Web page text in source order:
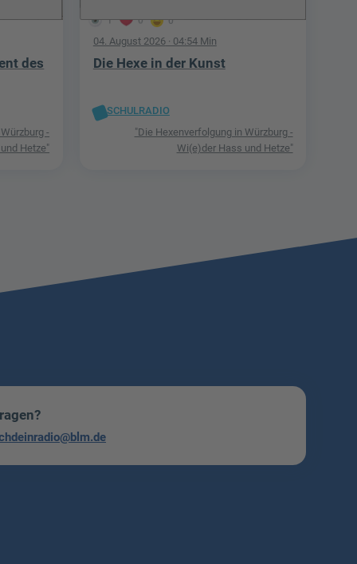
des
-
Hetze"
1 0 0
04. August 2026· 04:54 Min
Die Hexe in der Kunst
SCHULRADIO
"Die Hexenverfolgung in Würzburg -
Wi(e)der Hass und Hetze"